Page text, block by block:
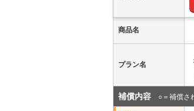
商品名
プラン名
補償内容 ○＝補償さ